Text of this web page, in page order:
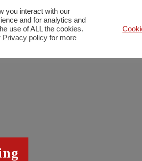
you interact with our
and for analytics and
use of ALL the cookies.
Privacy policy for more